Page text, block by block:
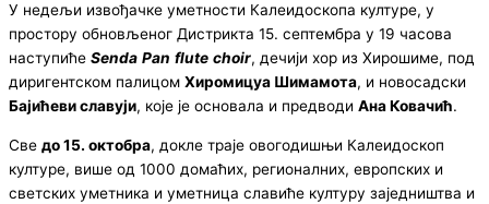
У недељи извођачке уметности Калеидоскопа културе, у
простору обновљеног Дистрикта 15. септембра у 19 часова
наступиће Senda Pan flute choir, дечији хор из Хирошиме, под
диригентском палицом Хиромицуа Шимамота, и новосадски
Бајићеви славуји, које је основала и предводи Ана Ковачић.
Све до 15. октобра, докле траје овогодишњи Калеидоскоп
културе, више од 1000 домаћих, регионалних, европских и
светских уметника и уметница славиће културу заједништва и